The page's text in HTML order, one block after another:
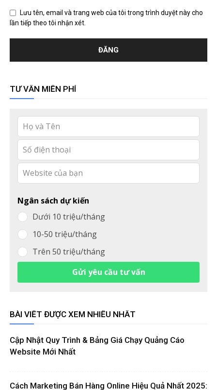
Lưu tên, email và trang web của tôi trong trình duyệt này cho
lần tiếp theo tôi nhận xét.
TƯ VẤN MIỄN PHÍ
Leave
this
field
blank
Ngân sách dự kiến
Dưới 10 triệu/tháng
10-50 triệu/tháng
Trên 50 triệu/tháng
Gửi yêu cầu tư vấn
BÀI VIẾT ĐƯỢC XEM NHIỀU NHẤT
Cập Nhật Quy Trình & Bảng Giá Chạy Quảng Cáo
Website Mới Nhất
Cách Marketing Bán Hàng Online Hiệu Quả Nhất 2025: